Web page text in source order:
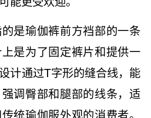
是瑜伽裤前方裆部的一条
是为了固定裤片和提供一
计通过T字形的缝合线，能
调臀部和腿部的线条，适
统瑜伽服外观的消费者。